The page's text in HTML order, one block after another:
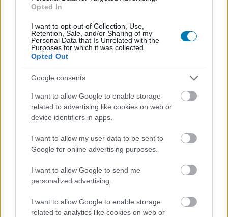
Opted In
I want to opt-out of Collection, Use,
Retention, Sale, and/or Sharing of my
Personal Data that Is Unrelated with the
Purposes for which it was collected.
Opted Out
Google consents
I want to allow Google to enable storage
related to advertising like cookies on web or
device identifiers in apps.
I want to allow my user data to be sent to
Google for online advertising purposes.
I want to allow Google to send me
personalized advertising.
I want to allow Google to enable storage
related to analytics like cookies on web or
Hozzászólások
Szerinted is rémisztő Homer
Simpson? Bizarr graffitiken
láthatod kedvenc karaktereidet
2022 szeptember 29. 09:48